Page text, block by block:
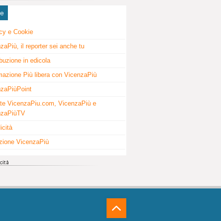
e Cookie
il reporter sei anche tu
in edicola
Più libera con VicenzaPiù
VicenzaPiu.com, VicenzaPiù e
VicenzaPiù